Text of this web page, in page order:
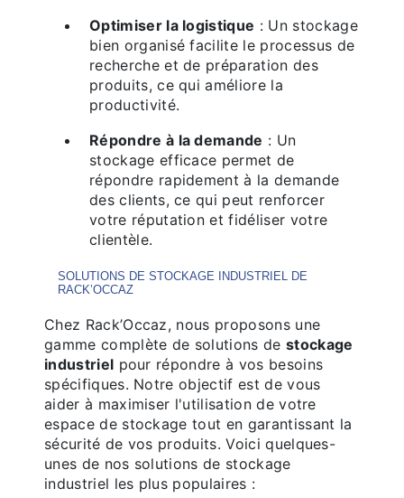
Optimiser la logistique : Un stockage
bien organisé facilite le processus de
recherche et de préparation des
produits, ce qui améliore la
productivité.
Répondre à la demande : Un
stockage efficace permet de
répondre rapidement à la demande
des clients, ce qui peut renforcer
votre réputation et fidéliser votre
clientèle.
SOLUTIONS DE STOCKAGE INDUSTRIEL DE
RACK’OCCAZ
Chez Rack’Occaz, nous proposons une
gamme complète de solutions de stockage
industriel pour répondre à vos besoins
spécifiques. Notre objectif est de vous
aider à maximiser l'utilisation de votre
espace de stockage tout en garantissant la
sécurité de vos produits. Voici quelques-
unes de nos solutions de stockage
industriel les plus populaires :